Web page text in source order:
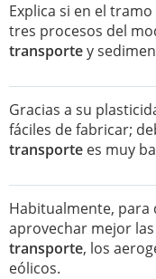
Explica si en el
tres procesos del
transportey
Gracias a su
fáciles de fabricar;
transporte es muy
Habitualmente,
aprovechar mejor
transporte, los
eólicos.